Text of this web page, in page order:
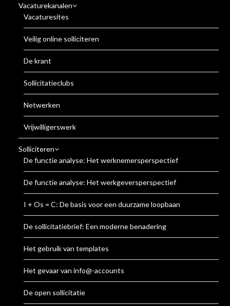
Vacaturekanalen
Vacaturesites
Veilig online solliciteren
De krant
Sollicitatieclubs
Netwerken
Vrijwilligerswerk
Solliciteren
De functie analyse: Het werknemersperspectief
De functie analyse: Het werkgeversperspectief
I + Os = C: De basis voor een duurzame loopbaan
De sollicitatiebrief: Een moderne benadering
Het gebruik van templates
Het gevaar van info@-accounts
De open sollicitatie